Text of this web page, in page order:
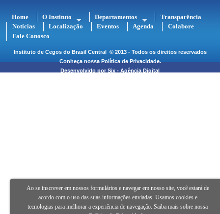
Ao se inscrever em nossos formulários e navegar em nosso site, você estará de
acordo com o uso das suas informações enviadas. Usamos cookies e
tecnologias para melhorar a experiência de navegação. Saiba mais sobre nossa
Home O Instituto Departamentos
Transparência
Notícias
Localização Eventos Agenda
Colabore
Fale Conosco
Instituto de Cegos do Brasil Central© 2013 - Todos os direitos reservados
Conheça nossaPolítica de Privacidade.
Desenvolvido por Six - Agência Digital